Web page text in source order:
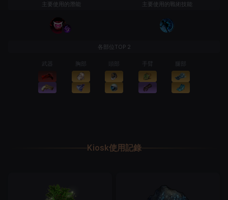
主要使用的潛能 主要使用的戰術技能
各部位TOP 2
武器 胸部 頭部 手臂 腿部
Kiosk使用記錄